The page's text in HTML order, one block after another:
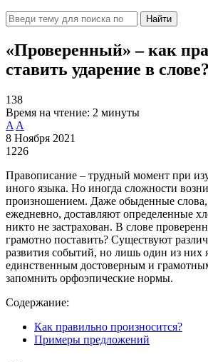
Найти
«Проверенный» – как
ставить ударение в слове?
138
Время на чтение: 2 минуты
A A
8 Ноября 2021
1226
Правописание – трудный момент при
иного языка. Но иногда сложности
произношением. Даже обыденные слова,
ежедневно, доставляют определенные
никто не застрахован. В слове
грамотно поставить? Существуют
развития событий, но лишь один из них
единственным достоверным и
запомнить орфоэпические нормы.
Содержание:
Как правильно произносится?
Примеры предложений